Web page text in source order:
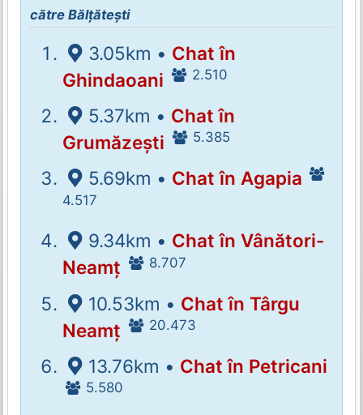
către Bălțătești
3.05km • Chat în
Ghindaoani
2.510
5.37km • Chat în
Grumăzești
5.385
5.69km • Chat în Agapia
4.517
9.34km • Chat în Vânători-
Neamț
8.707
10.53km • Chat în Târgu
Neamț
20.473
13.76km • Chat în Petricani
5.580